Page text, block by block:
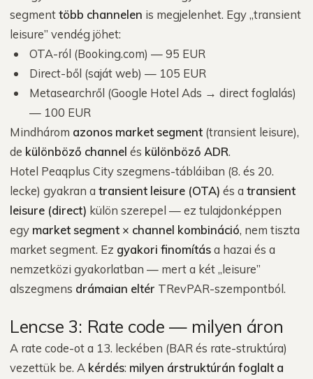
segmenttöbb channelen is megjelenhet. Egy „transient
leisure” vendég jöhet:
OTA-ról (Booking.com) — 95 EUR
Direct-ből (saját web) — 105 EUR
Metasearchről (Google Hotel Ads → direct foglalás)
— 100 EUR
Mindhárom azonos market segment (transient leisure),
de különböző channel és különböző ADR.
Hotel Peaqplus City szegmens-tábláiban (8. és 20.
lecke) gyakran a transient leisure (OTA) és a transient
leisure (direct) külön szerepel — ez tulajdonképpen
egy market segment × channel kombináció, nem tiszta
market segment. Ez gyakori finomítása hazai és a
nemzetközi gyakorlatban — mert a két „leisure”
alszegmens drámaian eltér TRevPAR-szempontból.
Lencse 3: Rate code — milyen áron
A rate code-ot a 13. leckében (BAR és rate-struktúra)
vezettük be. A kérdés: milyen árstruktúrán foglalt a